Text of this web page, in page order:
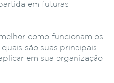
em futuras
como funcionam os
são suas principais
em sua organização